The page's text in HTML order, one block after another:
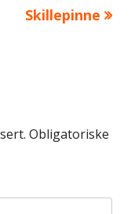
Neste
Skillepinne
Obligatoriske